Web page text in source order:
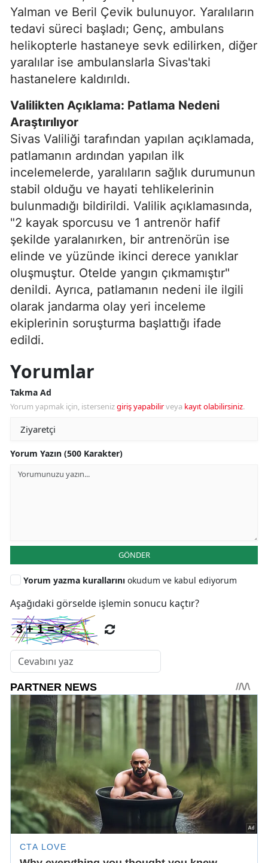
Yalman ve Beril Çevik bulunuyor. Yaralıların
tedavi süreci başladı; Genç, ambulans
helikopterle hastaneye sevk edilirken, diğer
yaralılar ise ambulanslarla Sivas'taki
hastanelere kaldırıldı.
Valilikten Açıklama: Patlama Nedeni
Araştırılıyor
Sivas Valiliği tarafından yapılan açıklamada,
patlamanın ardından yapılan ilk
incelemelerde, yaralıların sağlık durumunun
stabil olduğu ve hayati tehlikelerinin
bulunmadığı bildirildi. Valilik açıklamasında,
"2 kayak sporcusu ve 1 antrenör hafif
şekilde yaralanırken, bir antrenörün ise
elinde ve yüzünde ikinci derece yanıklar
oluşmuştur. Otelde yangın çıkmamıştır"
denildi. Ayrıca, patlamanın nedeni ile ilgili
olarak jandarma olay yeri inceleme
ekiplerinin soruşturma başlattığı ifade
edildi.
Yorumlar
Takma Ad
Yorum yapmak için, istersenizgiriş yapabilirveya kayıt olabilirsiniz.
Yorum Yazın (500 Karakter)
GÖNDER
Yorum yazma kurallarını okudum ve kabul ediyorum
Aşağıdaki görselde işlemin sonucu kaçtır?